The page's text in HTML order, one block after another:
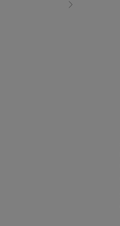
Suivant